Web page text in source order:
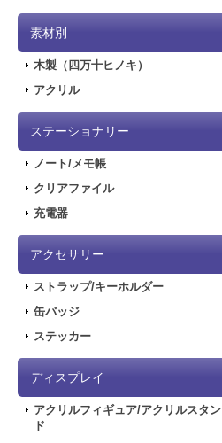
素材別
木製（四万十ヒノキ）
アクリル
ステーショナリー
ノート/メモ帳
クリアファイル
充電器
アクセサリー
ストラップ/キーホルダー
缶バッジ
ステッカー
ディスプレイ
アクリルフィギュア/アクリルスタン
ド